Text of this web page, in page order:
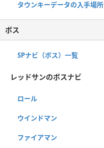
タウンキーデータの入手場所
ボス
SPナビ（ボス）一覧
レッドサンのボスナビ
ロール
ウインドマン
ファイアマン